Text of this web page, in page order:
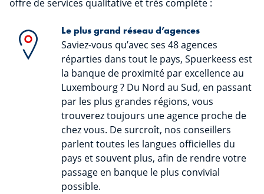
offre de services qualitative et très complète :
Le plus grand réseau d’agences
Saviez-vous qu’avec ses 48 agences
réparties dans tout le pays, Spuerkeess est
la banque de proximité par excellence au
Luxembourg ? Du Nord au Sud, en passant
par les plus grandes régions, vous
trouverez toujours une agence proche de
chez vous. De surcroît, nos conseillers
parlent toutes les langues officielles du
pays et souvent plus, afin de rendre votre
passage en banque le plus convivial
possible.